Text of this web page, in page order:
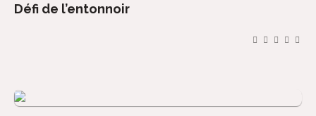
Défi de l’entonnoir